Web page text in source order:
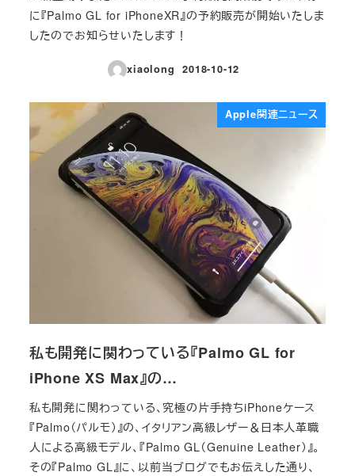
に『Palmo GL for iPhoneXR』の予約販売が開始いたしま
したのでお知らせいたします！
xiaolong
投稿日
2018-10-12
Apple関連ニュース
私も開発に関わっている『Palmo GL for
iPhone XS Max』の…
私も開発に関わっている、究極の片手持ちiPhoneケース
『Palmo（パルモ）』の、イタリアン高級レザー＆日本人革職
人による高級モデル、『Palmo GL（Genuine Leather）』。
その『Palmo GL』に、以前当ブログでもお伝えした通り、